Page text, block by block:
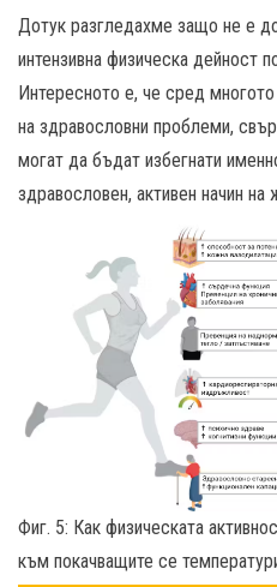
Дотук разгледахме защо не е
интензивна физическа дейност
Интересното е, че сред
на здравословни проблеми,
могат да бъдат избегнати
здравословен, активен начин на
Фиг. 5: Как физическата
към покачващите се